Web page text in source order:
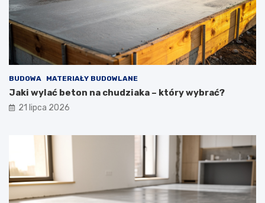
BUDOWA MATERIAŁY BUDOWLANE
Jaki wylać beton na chudziaka – który wybrać?
21 lipca 2026